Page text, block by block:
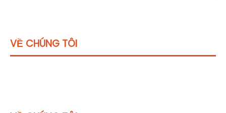
VỀ CHÚNG TÔI